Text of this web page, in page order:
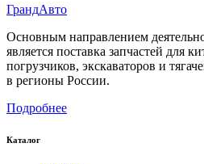
ГрандАвто
Основным направлением
является поставка запчастей для
погрузчиков, экскаваторов и
в регионы России.
Подробнее
Каталог